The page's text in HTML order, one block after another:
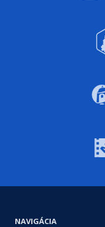
NAVIGÁCIA